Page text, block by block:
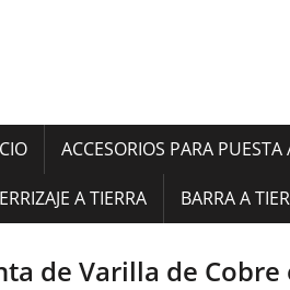
ACCESORIOS PARA PUESTA
A TIERRA BARRA A
de Varilla de